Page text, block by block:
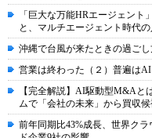
「巨大な万能HRエージェント
と、マルチエージェント時代
沖縄で台風が来たときの過ご
営業は終わった（２）普遍は
【完全解説】AI駆動型M&Aと
ムで「会社の未来」から買収
前年同期比43%成長、世界ク